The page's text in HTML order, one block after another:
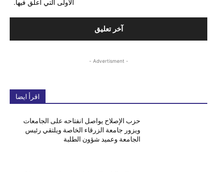
الأولى التي أعلق فيها.
- Advertisment -
اقرأ ايضا
حزب الإصلاح يواصل انفتاحه على الجامعات
ويزور جامعة الزرقاء الخاصة ويلتقي رئيس
الجامعة وعميد شؤون الطلبة